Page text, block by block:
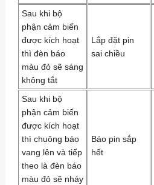
Sau khi bộ
phận cảm biến
được kích hoạt
thì đèn báo
màu đỏ sẽ sáng
không tắt
Lắp đặt pin
sai chiều
Sau khi bộ
phận cảm biến
được kích hoạt
thì chuông báo
vang lên và tiếp
theo là đèn báo
màu đỏ sẽ nháy
Báo pin sắp
hết